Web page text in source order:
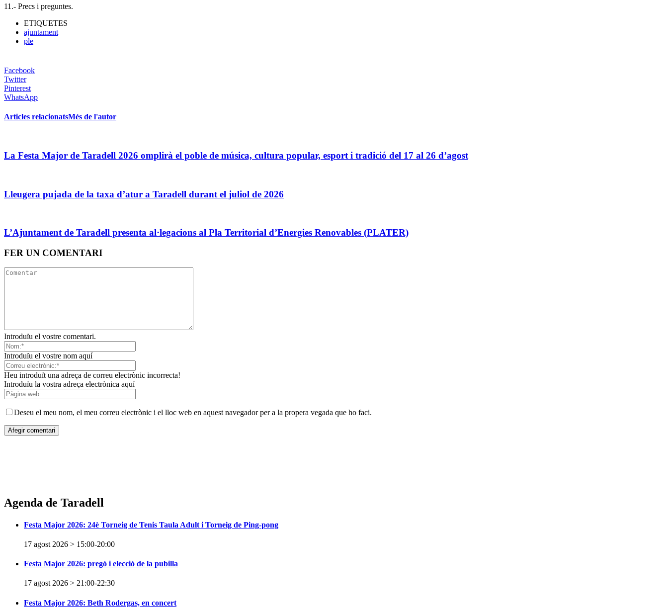
11.- Precs i preguntes.
ETIQUETES
ajuntament
ple
Facebook
Twitter
Pinterest
WhatsApp
Articles relacionatsMés de l'autor
La Festa Major de Taradell 2026 omplirà el poble de música, cultura popular, esport i tradició del 17 al 26 d’agost
Lleugera pujada de la taxa d’atur a Taradell durant el juliol de 2026
L’Ajuntament de Taradell presenta al·legacions al Pla Territorial d’Energies Renovables (PLATER)
FER UN COMENTARI
Introduïu el vostre comentari.
Introduïu el vostre nom aquí
Heu introduït una adreça de correu electrònic incorrecta!
Introduïu la vostra adreça electrònica aquí
Deseu el meu nom, el meu correu electrònic i el lloc web en aquest navegador per a la propera vegada que ho faci.
Agenda de Taradell
Festa Major 2026: 24è Torneig de Tenis Taula Adult i Torneig de Ping-pong
17 agost 2026 > 15:00-20:00
Festa Major 2026: pregó i elecció de la pubilla
17 agost 2026 > 21:00-22:30
Festa Major 2026: Beth Rodergas, en concert